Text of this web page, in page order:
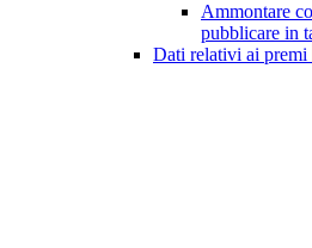
Ammontare
pubblicare in
Dati relativi ai premi